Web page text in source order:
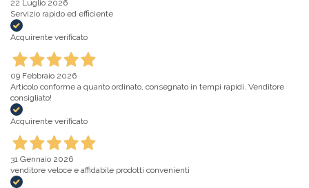
22 Luglio 2026
Servizio rapido ed efficiente
Acquirente verificato
09 Febbraio 2026
Articolo conforme a quanto ordinato, consegnato in tempi rapidi. Venditore
consigliato!
Acquirente verificato
31 Gennaio 2026
venditore veloce e affidabile prodotti convenienti